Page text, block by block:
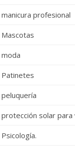
manicura profesional
Mascotas
moda
Patinetes
peluquería
protección solar para
Psicología.